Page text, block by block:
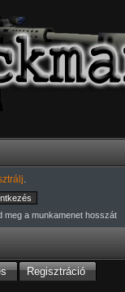
meg a munkamenet hosszát
Regisztráció